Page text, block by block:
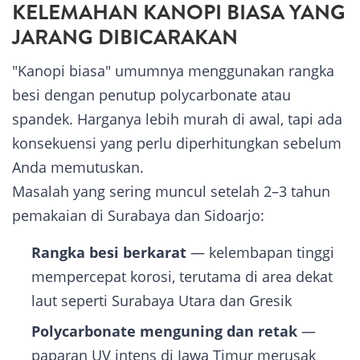
KELEMAHAN KANOPI BIASA YANG
JARANG DIBICARAKAN
"Kanopi biasa" umumnya menggunakan rangka
besi dengan penutup polycarbonate atau
spandek. Harganya lebih murah di awal, tapi ada
konsekuensi yang perlu diperhitungkan sebelum
Anda memutuskan.
Masalah yang sering muncul setelah 2–3 tahun
pemakaian di Surabaya dan Sidoarjo:
Rangka besi berkarat — kelembapan tinggi
mempercepat korosi, terutama di area dekat
laut seperti Surabaya Utara dan Gresik
Polycarbonate menguning dan retak —
paparan UV intens di Jawa Timur merusak